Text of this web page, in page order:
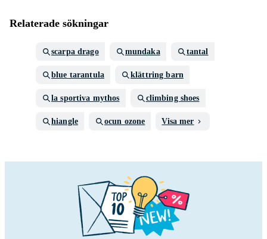
Relaterade sökningar
scarpa drago mundaka tantal
blue tarantula klättring barn
la sportiva mythos climbing shoes
hiangle ocun ozone Visa mer